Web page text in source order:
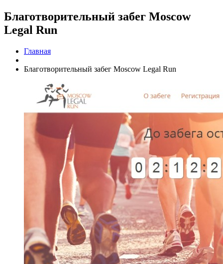
Благотворительный забег Moscow
Legal Run
Главная
Благотворительный забег Moscow Legal Run